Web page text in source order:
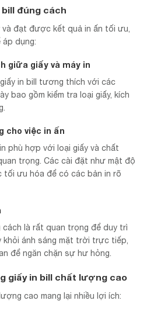
bill đúng cách
đạt được kết quả in ấn tối ưu,
dụng:
giữa giấy và máy in
in bill tương thích với các
bao gồm kiểm tra loại giấy, kích
cho việc in ấn
phù hợp với loại giấy và chất
trọng. Các cài đặt như mật độ
tối ưu hóa để có các bản in rõ
là rất quan trọng để duy trì
ánh sáng mặt trời trực tiếp,
để ngăn chặn sự hư hỏng.
giấy in bill chất lượng cao
cao mang lại nhiều lợi ích: